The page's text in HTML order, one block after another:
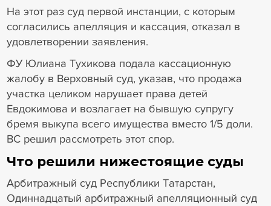
На этот раз суд первой инстанции, с которым
согласились апелляция и кассация, отказал в
удовлетворении заявления.
ФУ Юлиана Тухикова подала кассационную
жалобу в Верховный суд, указав, что продажа
участка целиком нарушает права детей
Евдокимова и возлагает на бывшую супругу
бремя выкупа всего имущества вместо 1/5 доли.
ВС решил рассмотреть этот спор.
Что решили нижестоящие суды
Арбитражный суд Республики Татарстан,
Одиннадцатый арбитражный апелляционный суд